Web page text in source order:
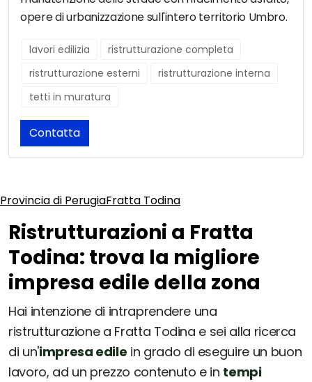
opere di urbanizzazione sull'intero territorio Umbro.
lavori edilizia
ristrutturazione completa
ristrutturazione esterni
ristrutturazione interna
tetti in muratura
Contatta
Provincia di PerugiaFratta Todina
Ristrutturazioni a Fratta
Todina: trova la migliore
impresa edile della zona
Hai intenzione di intraprendere una
ristrutturazione a Fratta Todina e sei alla ricerca
di un'impresa edile in grado di eseguire un buon
lavoro, ad un prezzo contenuto e in tempi